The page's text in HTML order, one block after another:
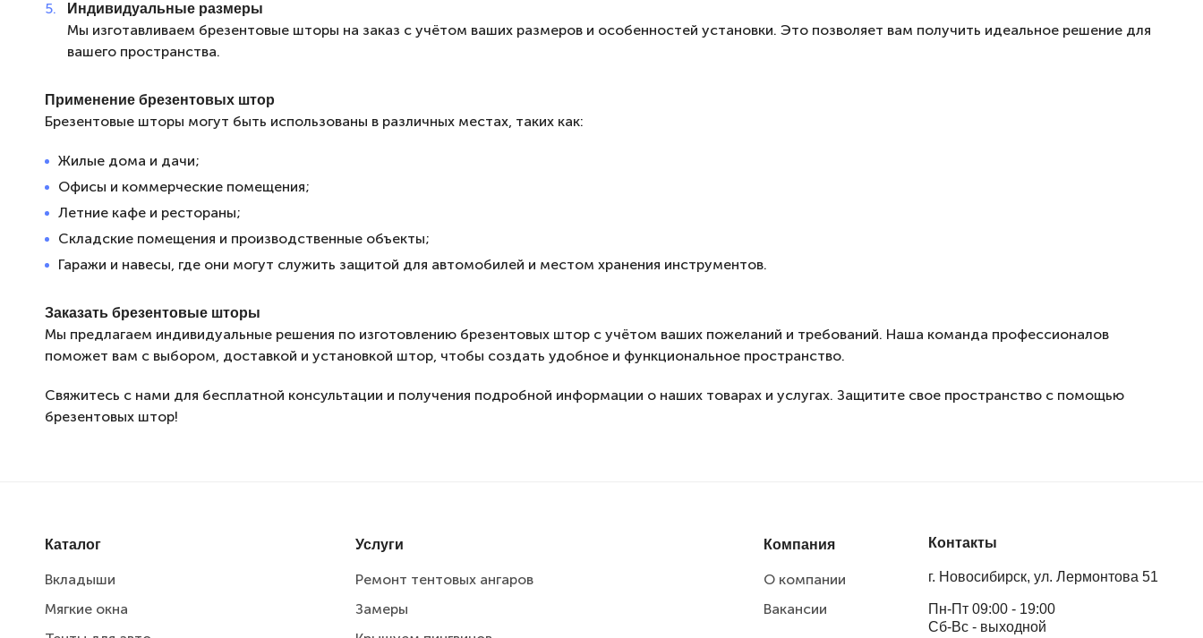
Индивидуальные размеры
Мы изготавливаем брезентовые шторы на заказ с учётом ваших размеров и особенностей установки. Это позволяет вам получить идеальное решение для
вашего пространства.
Применение брезентовых штор
Брезентовые шторы могут быть использованы в различных местах, таких как:
Жилые дома и дачи;
Офисы и коммерческие помещения;
Летние кафе и рестораны;
Складские помещения и производственные объекты;
Гаражи и навесы, где они могут служить защитой для автомобилей и местом хранения инструментов.
Заказать брезентовые шторы
Мы предлагаем индивидуальные решения по изготовлению брезентовых штор с учётом ваших пожеланий и требований. Наша команда профессионалов
поможет вам с выбором, доставкой и установкой штор, чтобы создать удобное и функциональное пространство.
Свяжитесь с нами для бесплатной консультации и получения подробной информации о наших товарах и услугах. Защитите свое пространство с помощью
брезентовых штор!
Каталог
Вкладыши
Мягкие окна
Услуги
Ремонт тентовых ангаров
Замеры
Компания
О компании
Вакансии
Контакты
г. Новосибирск, ул. Лермонтова 51
Пн-Пт 09:00 - 19:00
Сб-Вс - выходной